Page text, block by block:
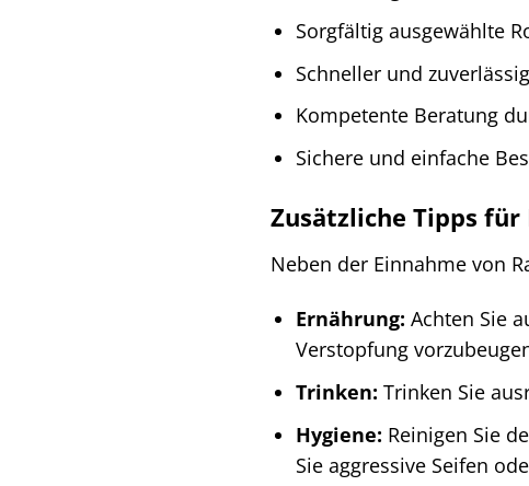
Sorgfältig ausgewählte
Schneller und
Kompetente Beratung
Sichere und einfache
Zusätzliche Tipps
Neben der Einnahme von
Ernährung: Achten Sie
Verstopfung
Trinken: Trinken Sie
Hygiene: Reinigen Sie
Sie aggressive Seifen